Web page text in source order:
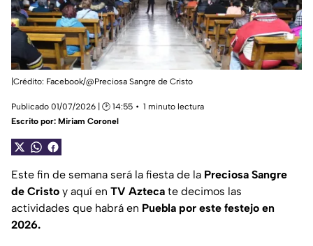
|Crédito: Facebook/@Preciosa Sangre de Cristo
Publicado 01/07/2026 | 🕑 14:55
1 minuto lectura
Escrito por: Miriam Coronel
Este fin de semana será la fiesta de la Preciosa Sangre
de Cristo y aquí en TV Azteca te decimos las
actividades que habrá en Puebla por este festejo en
2026.